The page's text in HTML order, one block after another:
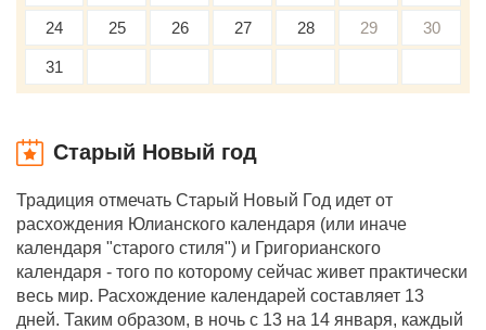
24 25 26 27 28 29 30
31
Старый Новый год
Традиция отмечать Старый Новый Год идет от
расхождения Юлианского календаря (или иначе
календаря "старого стиля") и Григорианского
календаря - того по которому сейчас живет практически
весь мир. Расхождение календарей составляет 13
дней. Таким образом, в ночь с 13 на 14 января, каждый